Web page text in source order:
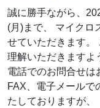
誠に勝手ながら、
(月)まで、 マイクロ
せていただきます。
理解いただきます
電話でのお問合せ
FAX、電子メールで
たしておりますが